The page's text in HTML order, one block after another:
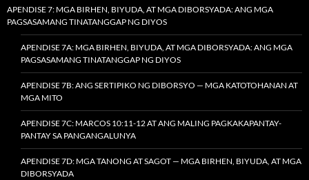
APENDISE 7: MGA BIRHEN, BIYUDA, AT MGA DIBORSYADA: ANG MGA
PAGSASAMANG TINATANGGAP NG DIYOS
APENDISE 7A: MGA BIRHEN, BIYUDA, AT MGA DIBORSYADA: ANG MGA
PAGSASAMANG TINATANGGAP NG DIYOS
APENDISE 7B: ANG SERTIPIKO NG DIBORSYO — MGA KATOTOHANAN AT
MGA MITO
APENDISE 7C: MARCOS 10:11-12 AT ANG MALING PAGKAKAPANTAY-
PANTAY SA PANGANGALUNYA
APENDISE 7D: MGA TANONG AT SAGOT — MGA BIRHEN, BIYUDA, AT MGA
DIBORSYADA